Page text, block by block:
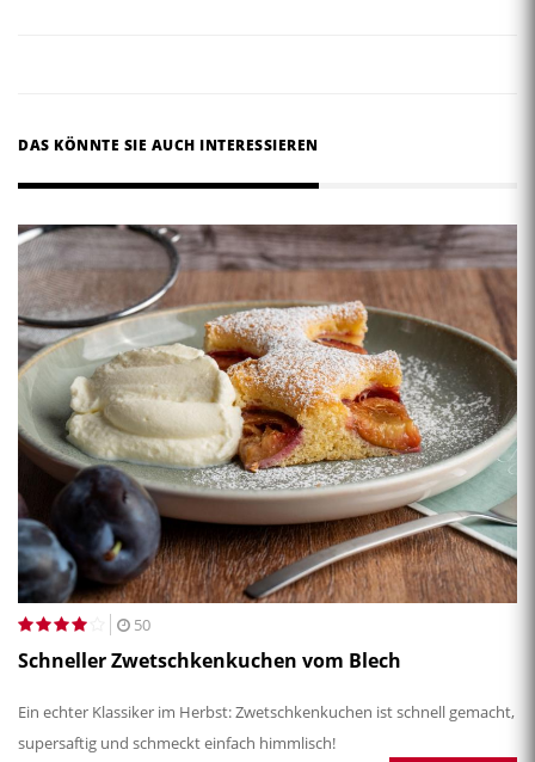
DAS KÖNNTE SIE AUCH INTERESSIEREN
50
Schneller Zwetschkenkuchen vom Blech
Ein echter Klassiker im Herbst: Zwetschkenkuchen ist schnell gemacht,
supersaftig und schmeckt einfach himmlisch!